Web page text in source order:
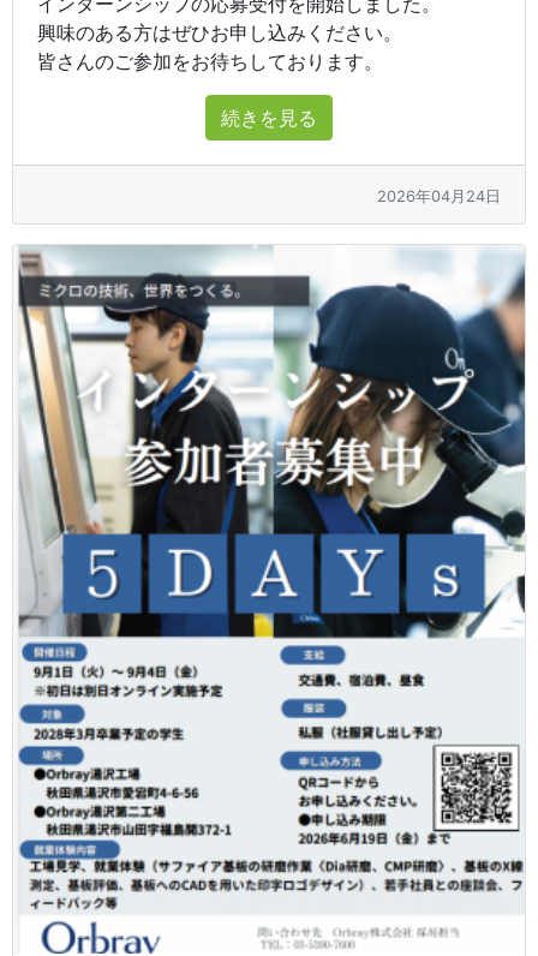
興味のある方はぜひお申し込みください。
皆さんのご参加をお待ちしております。
続きを見る
2026年04月24日